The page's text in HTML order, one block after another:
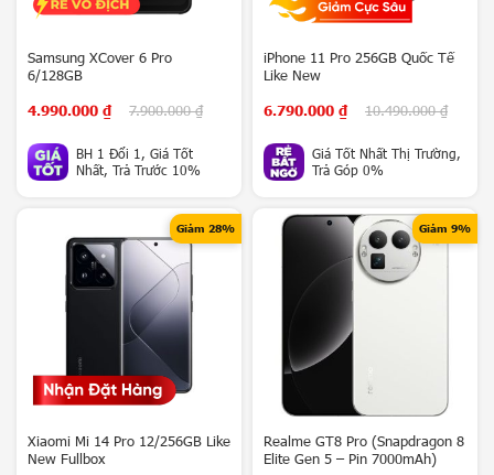
iQOO Z10 Turbo Pro (Snap 8s
Gen 4 – Pin 7000mAh) Newseal
8.600.000 ₫
Snap 8s Gen 4 - Pin
7000mAh
Giảm 23%
Honor Magic 7 Pro (Snap 8 Elite
– Camera tele 200MP) Like New
iPhone 15 Pro 128GB Like New
18.690.000₫
15.990.000₫
BH 1 Đổi 1, Giá Cực Tốt
Giảm 22%
Nubia Red Magic 9S Pro (Snap
8 Gen 3) Like New